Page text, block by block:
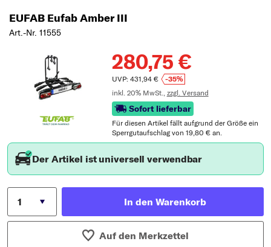
EUFAB Eufab Amber III
Art.-Nr. 11555
280,75 €
UVP: 431,94 €
-35%
inkl. 20% MwSt., zzgl. Versand
Sofort lieferbar
Für diesen Artikel fällt aufgrund der Größe ein
Sperrgutaufschlag von 19,80 € an.
Der Artikel ist universell verwendbar
In den Warenkorb
Auf den Merkzettel